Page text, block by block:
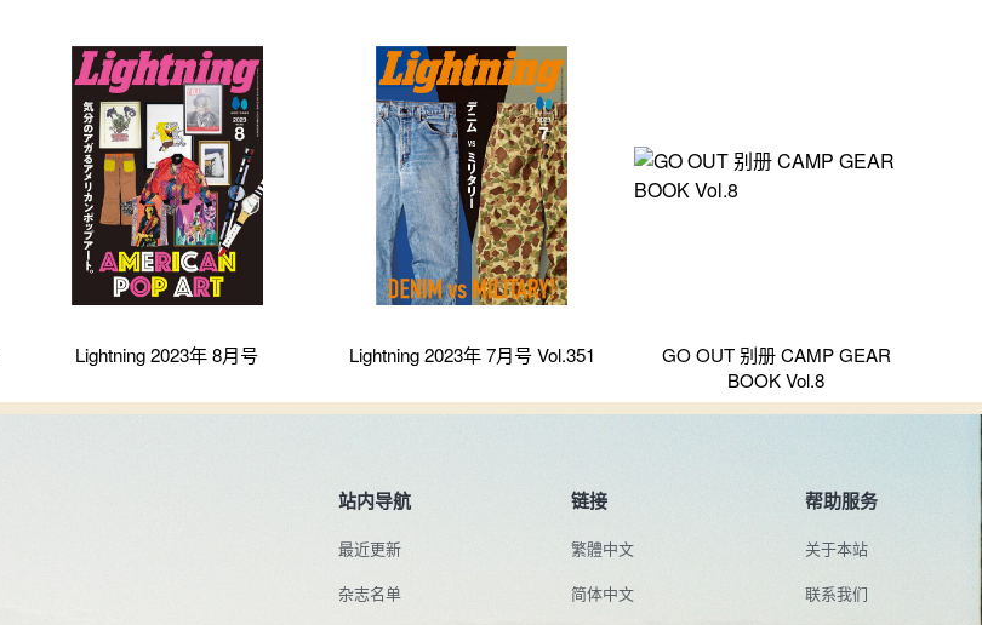
Lightning 2023年 8月号 Lightning 2023年 7月号 Vol.351
GO OUT 别册 CAMP GEAR
BOOK Vol.8
站内导航
最近更新
杂志名单
链接
繁體中文
简体中文
帮助服务
关于本站
联系我们